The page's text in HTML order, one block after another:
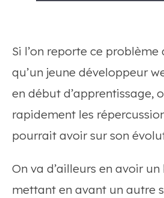
Si l’on reporte ce
qu’un jeune développeur
en début d’apprentissage,
rapidement les
pourrait avoir sur son
On va d’ailleurs en avoir
mettant en avant un autre